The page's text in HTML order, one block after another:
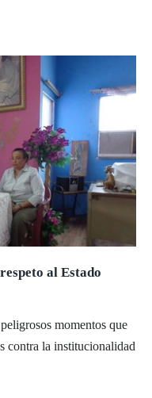
al Estado
momentos que
contra la institucionalidad